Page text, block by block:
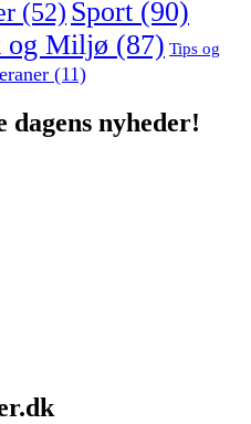
(52) Sport (90)
og Miljø (87) Tips og
(11)
dagens nyheder!